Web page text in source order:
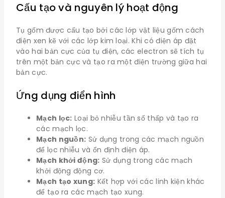
Cấu tạo và nguyên lý hoạt động
Tụ gốm được cấu tạo bởi các lớp vật liệu gốm cách
điện xen kẽ với các lớp kim loại. Khi có điện áp đặt
vào hai bản cực của tụ điện, các electron sẽ tích tụ
trên một bản cực và tạo ra một điện trường giữa hai
bản cực.
Ứng dụng điển hình
Mạch lọc: Loại bỏ nhiễu tần số thấp và tạo ra
các mạch lọc.
Mạch nguồn: Sử dụng trong các mạch nguồn
để lọc nhiễu và ổn định điện áp.
Mạch khởi động: Sử dụng trong các mạch
khởi động động cơ.
Mạch tạo xung: Kết hợp với các linh kiện khác
để tạo ra các mạch tạo xung.